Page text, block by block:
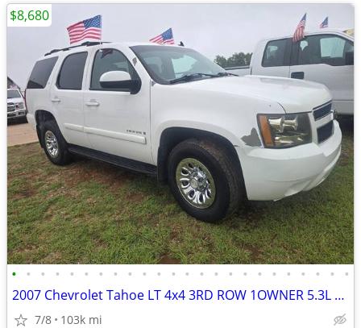
• • • • • • • • • • • • • • • • • • • • • • • •
2007 Chevrolet Tahoe LT 4x4 3RD ROW 1OWNER 5.3L RUNS&DRIVES GREAT A/
7/8 103k mi
$8,680